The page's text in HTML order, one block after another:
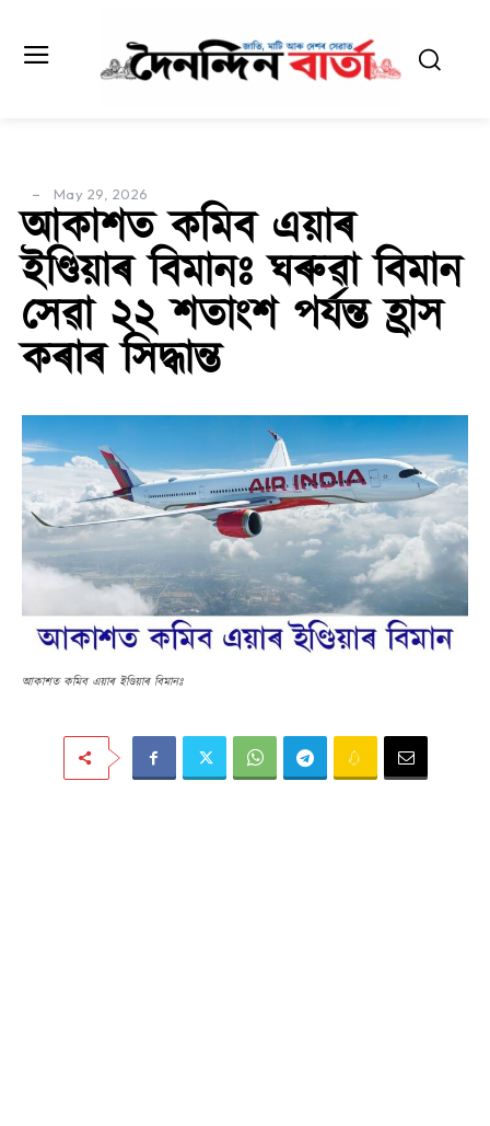
May 29, 2026
আকাশত কমিব এয়াৰ
ইণ্ডিয়াৰ বিমানঃ ঘৰুৱা বিমান
সেৱা ২২ শতাংশ পৰ্যন্ত হ্ৰাস
কৰাৰ সিদ্ধান্ত
আকাশত কমিব এয়াৰ ইণ্ডিয়াৰ বিমানঃ